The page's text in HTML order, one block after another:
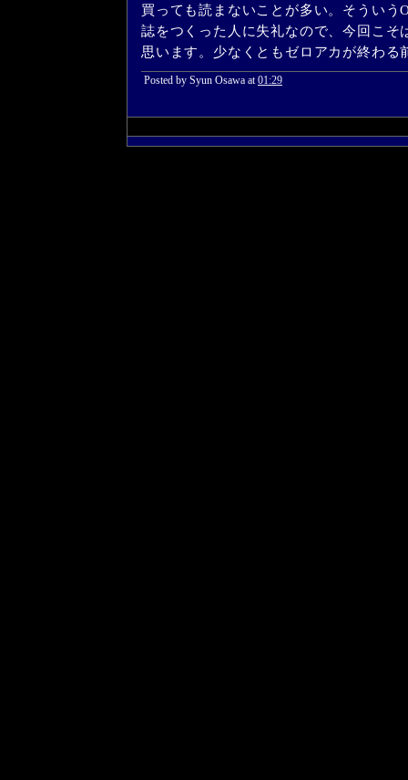
買っても読まないことが多い。そういう
誌をつくった人に失礼なので、今回こそ
思います。少なくともゼロアカが終わる
Posted by Syun Osawa at01:29